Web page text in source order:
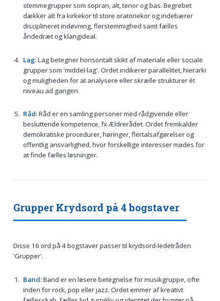
stemmegrupper som sopran, alt, tenor og bas. Begrebet
dækker alt fra kirkekor til store oratoriekor og indebærer
disciplineret indøvning, flerstemmighed samt fælles
åndedræt og klangideal.
Lag: Lag betegner horisontalt skikt af materiale eller sociale
grupper som 'middel-lag'. Ordet indikerer parallelitet, hierarki
og muligheden for at analysere eller skrælle strukturer ét
niveau ad gangen.
Råd: Råd er en samling personer med rådgivende eller
besluttende kompetence, fx Ældrerådet. Ordet fremkalder
demokratiske procedurer, høringer, flertalsafgørelser og
offentlig ansvarlighed, hvor forskellige interesser mødes for
at finde fælles løsninger.
Grupper Krydsord på 4 bogstaver
Disse 16 ord på 4 bogstaver passer til krydsord-ledetråden
'Grupper'.
Band: Band er en løsere betegnelse for musikgruppe, ofte
inden for rock, pop eller jazz. Ordet emmer af kreativt